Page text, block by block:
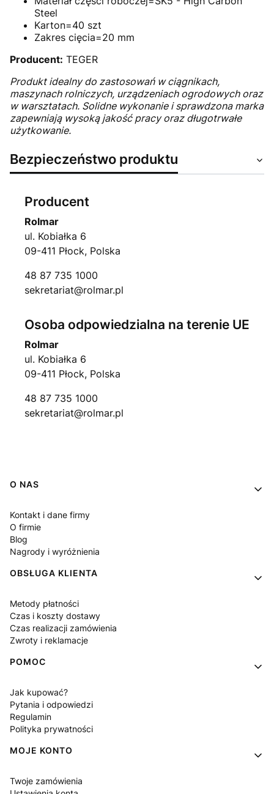
Steel
Karton=40 szt
Zakres cięcia=20 mm
Producent: TEGER
Produkt idealny do zastosowań w ciągnikach,
maszynach rolniczych, urządzeniach ogrodowych oraz
w warsztatach. Solidne wykonanie i sprawdzona marka
zapewniają wysoką jakość pracy oraz długotrwałe
użytkowanie.
Bezpieczeństwo produktu
Producent
Rolmar
ul. Kobiałka 6
09-411 Płock, Polska
48 87 735 1000
sekretariat@rolmar.pl
Osoba odpowiedzialna na terenie UE
Rolmar
ul. Kobiałka 6
09-411 Płock, Polska
48 87 735 1000
sekretariat@rolmar.pl
Linki w stopce
O NAS
Kontakt i dane firmy
O firmie
Blog
Nagrody i wyróżnienia
OBSŁUGA KLIENTA
Metody płatności
Czas i koszty dostawy
Czas realizacji zamówienia
Zwroty i reklamacje
POMOC
Jak kupować?
Pytania i odpowiedzi
Regulamin
Polityka prywatności
MOJE KONTO
Twoje zamówienia